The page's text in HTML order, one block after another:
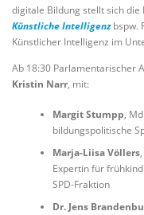
digitale Bildung stellt sich die
Künstliche Intelligenzbspw.
Künstlicher Intelligenz im
Ab 18:30 Parlamentarischer
Kristin Narr, mit:
Margit Stumpp,
bildungspolitische
Marja-Liisa Völlers
Expertin für
SPD-Fraktion
Dr. Jens